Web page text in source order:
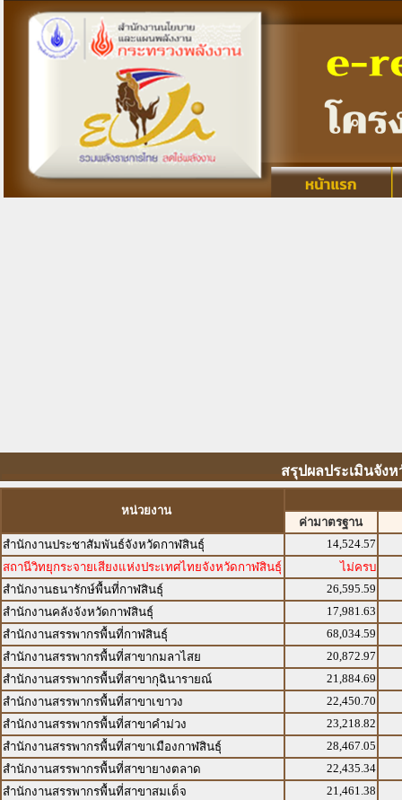
สรุปผลประเมินจัง
หน่วยงาน
ค่ามาตรฐาน
สำนักงานประชาสัมพันธ์จังหวัดกาฬสินธุ์
14,524.57
สถานีวิทยุกระจายเสียงแห่งประเทศไทยจังหวัดกาฬสินธุ์
ไม่ครบ
สำนักงานธนารักษ์พื้นที่กาฬสินธุ์
26,595.59
สำนักงานคลังจังหวัดกาฬสินธุ์
17,981.63
สำนักงานสรรพากรพื้นที่กาฬสินธุ์
68,034.59
สำนักงานสรรพากรพื้นที่สาขากมลาไสย
20,872.97
สำนักงานสรรพากรพื้นที่สาขากุฉินารายณ์
21,884.69
สำนักงานสรรพากรพื้นที่สาขาเขาวง
22,450.70
สำนักงานสรรพากรพื้นที่สาขาคำม่วง
23,218.82
สำนักงานสรรพากรพื้นที่สาขาเมืองกาฬสินธุ์
28,467.05
สำนักงานสรรพากรพื้นที่สาขายางตลาด
22,435.34
สำนักงานสรรพากรพื้นที่สาขาสมเด็จ
21,461.38